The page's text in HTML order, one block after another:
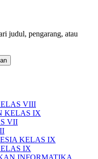
judul, pengarang, atau